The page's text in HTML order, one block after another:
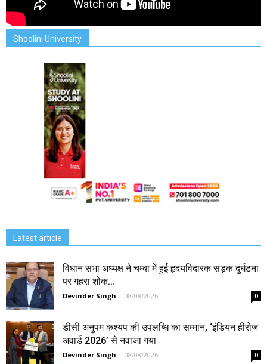
Shoolini University
Latest article
विधान सभा अध्यक्ष ने चम्बा में हुई हृदयविदारक सड़क दुर्घटना
पर गहरा शोक...
Devinder Singh - 08/08/2026 0
डीसी अनुपम कश्यप की उपलब्धि का सम्मान, ‘इंडियन हीरोज
अवार्ड 2026’ से नवाजा गया
Devinder Singh - 08/08/2026 0